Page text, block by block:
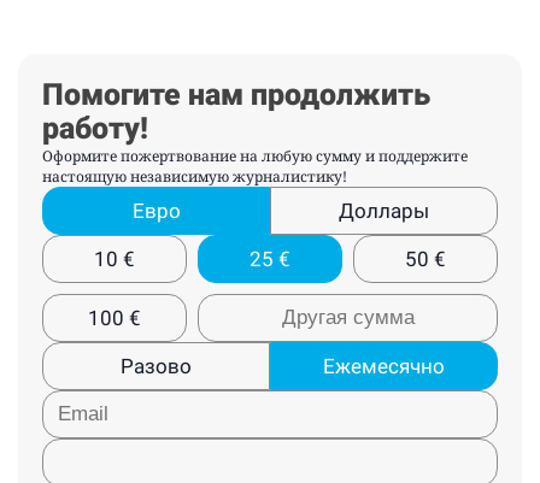
Помогите нам продолжить
работу!
Оформите пожертвование на любую сумму и поддержите
настоящую независимую журналистику!
Евро
Доллары
10 € 25 € 50 €
100 €
Разово
Ежемесячно